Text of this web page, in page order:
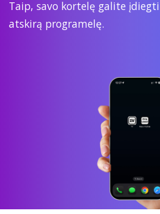
Taip, savo kortelę galite
atskirą programelę.